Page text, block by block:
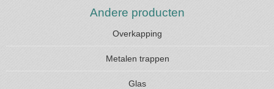
Andere producten
Overkapping
Metalen trappen
Glas